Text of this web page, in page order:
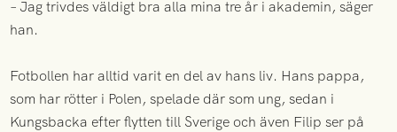
– Jag trivdes väldigt bra alla mina tre år i akademin, säger
han.
Fotbollen har alltid varit en del av hans liv. Hans pappa,
som har rötter i Polen, spelade där som ung, sedan i
Kungsbacka efter flytten till Sverige och även Filip ser på